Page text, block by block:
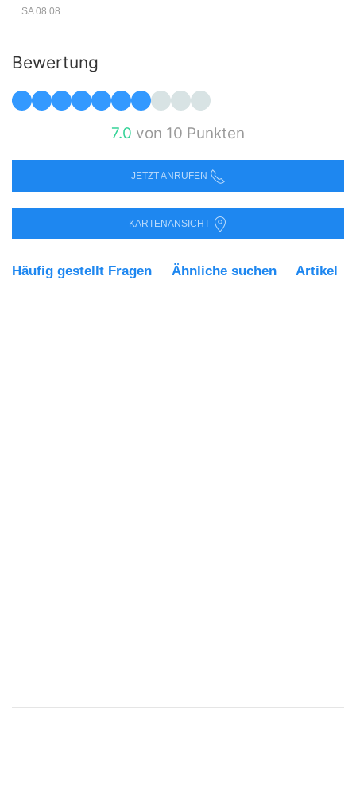
SA 08.08.
Bewertung
7.0 von 10 Punkten
JETZT ANRUFEN
KARTENANSICHT
Häufig gestellt Fragen Ähnliche suchen Artikel